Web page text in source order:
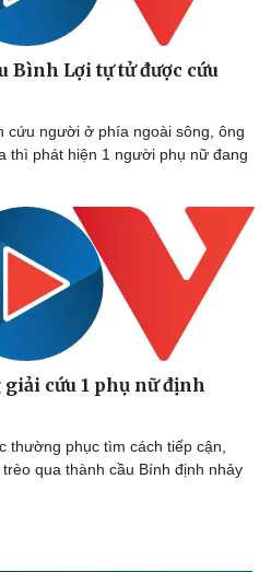
Bình Lợi tự tử được cứu
cứu người ở phía ngoài sông, ông
thì phát hiện 1 người phụ nữ đang
cứu 1 phụ nữ định
thường phục tìm cách tiếp cận,
qua thành cầu Bính định nhảy